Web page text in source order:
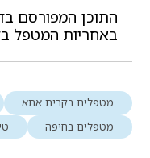
התוכן המפורסם
באחריות המטפל
מטפלים בקרית אתא
מטפלים בחיפה